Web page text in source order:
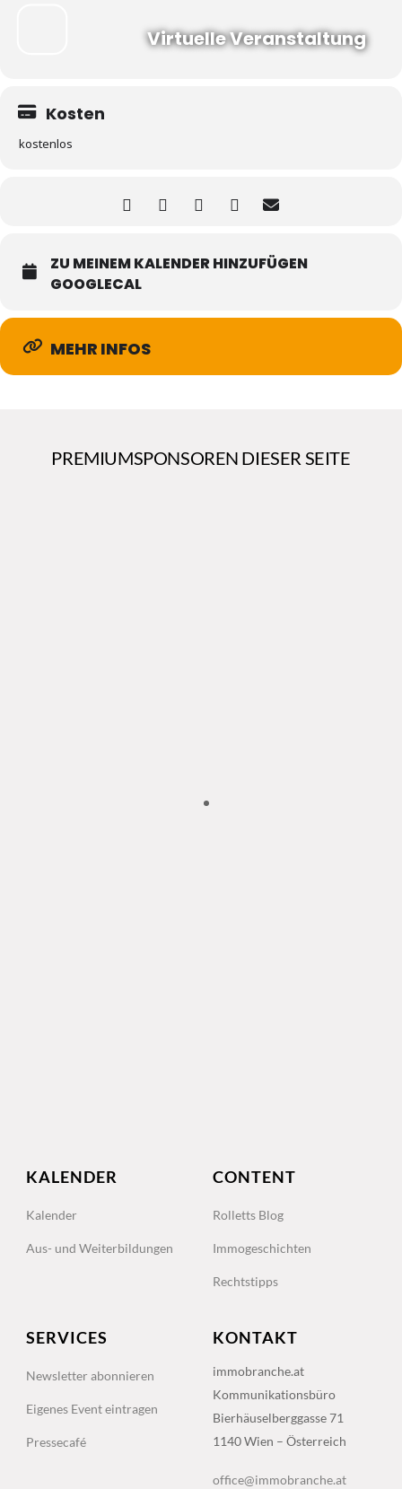
Virtuelle Veranstaltung
Kosten
kostenlos
ZU MEINEM KALENDER HINZUFÜGEN
GOOGLECAL
MEHR INFOS
PREMIUMSPONSOREN DIESER SEITE
KALENDER
Kalender
Aus- und Weiterbildungen
CONTENT
Rolletts Blog
Immogeschichten
Rechtstipps
SERVICES
Newsletter abonnieren
Eigenes Event eintragen
Pressecafé
KONTAKT
immobranche.at
Kommunikationsbüro
Bierhäuselberggasse 71
1140 Wien – Österreich
office@immobranche.at